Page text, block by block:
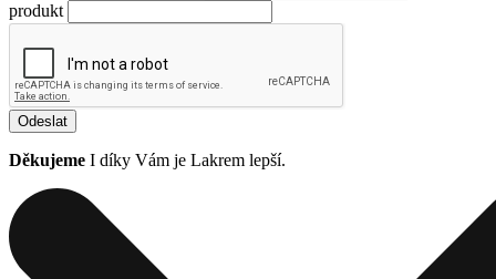
produkt
Odeslat
Děkujeme I díky Vám je Lakrem lepší.